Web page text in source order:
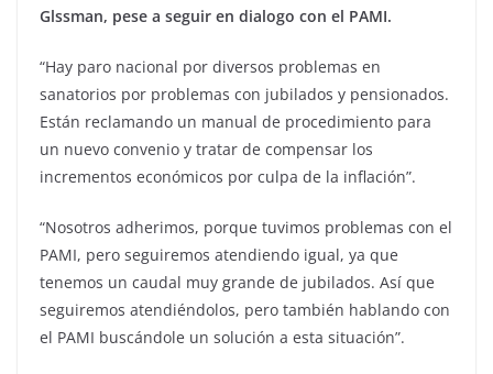
Glssman, pese a seguir en dialogo con el PAMI.
“Hay paro nacional por diversos problemas en
sanatorios por problemas con jubilados y pensionados.
Están reclamando un manual de procedimiento para
un nuevo convenio y tratar de compensar los
incrementos económicos por culpa de la inflación”.
“Nosotros adherimos, porque tuvimos problemas con el
PAMI, pero seguiremos atendiendo igual, ya que
tenemos un caudal muy grande de jubilados. Así que
seguiremos atendiéndolos, pero también hablando con
el PAMI buscándole un solución a esta situación”.